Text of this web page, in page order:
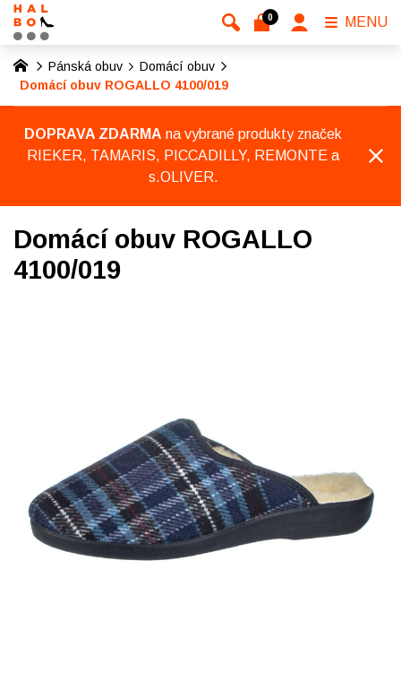
Pánská obuv
Domácí obuv
Domácí obuv ROGALLO 4100/019
DOPRAVA ZDARMA na vybrané produkty značek
RIEKER, TAMARIS, PICCADILLY, REMONTE a
s.OLIVER.
Domácí obuv ROGALLO
4100/019
0 MENU